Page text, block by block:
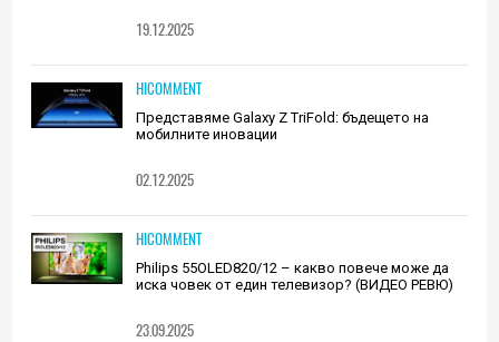
19.12.2025
HICOMMENT
Представяме Galaxy Z TriFold: бъдещето на
мобилните иновации
02.12.2025
HICOMMENT
Philips 55OLED820/12 – какво повече може да
иска човек от един телевизор? (ВИДЕО РЕВЮ)
23.09.2025